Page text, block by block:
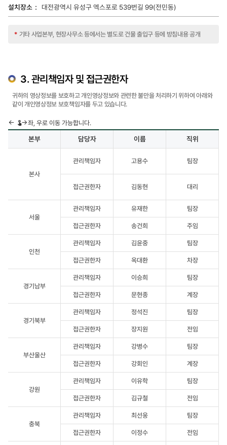
대전광역시 유성구 엑스포로 539번길 99(전민동)
* 기타 사업본부, 현장사무소 등에서는 별도로 건물 출입구 등에 방침내용 공개
3. 관리책임자 및 접근권한자
귀하의 영상정보를 보호하고 개인영상정보와 관련한 불만을 처리하기 위하여 아래와
같이 개인영상정보 보호책임자를 두고 있습니다.
좌, 우로 이동 가능합니다.
있습니다.
본부 담당자 이름 직위
본사
관리책임자 고용수 팀장
접근권한자 김동현 대리
서울
관리책임자 유재한 팀장
접근권한자 송건희 주임
인천
관리책임자 김윤중 팀장
접근권한자 옥대환 차장
경기남부
관리책임자 이승희 팀장
접근권한자 문현종 계장
경기북부
관리책임자 정석진 팀장
접근권한자 장지원 전임
부산울산
관리책임자 강병수 팀장
접근권한자 강회인 계장
강원
관리책임자 이유학 팀장
접근권한자 김규철 전임
충북
관리책임자 최선웅 팀장
접근권한자 이정수 전임